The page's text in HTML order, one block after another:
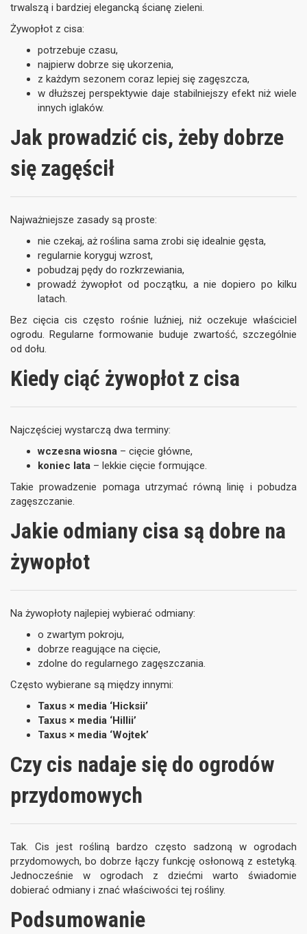
trwalszą i bardziej elegancką ścianę zieleni.
Żywopłot z cisa:
potrzebuje czasu,
najpierw dobrze się ukorzenia,
z każdym sezonem coraz lepiej się zagęszcza,
w dłuższej perspektywie daje stabilniejszy efekt niż wiele
innych iglaków.
Jak prowadzić cis, żeby dobrze
się zagęścił
Najważniejsze zasady są proste:
nie czekaj, aż roślina sama zrobi się idealnie gęsta,
regularnie koryguj wzrost,
pobudzaj pędy do rozkrzewiania,
prowadź żywopłot od początku, a nie dopiero po kilku
latach.
Bez cięcia cis często rośnie luźniej, niż oczekuje właściciel
ogrodu. Regularne formowanie buduje zwartość, szczególnie
od dołu.
Kiedy ciąć żywopłot z cisa
Najczęściej wystarczą dwa terminy:
wczesna wiosna – cięcie główne,
koniec lata – lekkie cięcie formujące.
Takie prowadzenie pomaga utrzymać równą linię i pobudza
zagęszczanie.
Jakie odmiany cisa są dobre na
żywopłot
Na żywopłoty najlepiej wybierać odmiany:
o zwartym pokroju,
dobrze reagujące na cięcie,
zdolne do regularnego zagęszczania.
Często wybierane są między innymi:
Taxus × media ‘Hicksii’
Taxus × media ‘Hillii’
Taxus × media ‘Wojtek’
Czy cis nadaje się do ogrodów
przydomowych
Tak. Cis jest rośliną bardzo często sadzoną w ogrodach
przydomowych, bo dobrze łączy funkcję osłonową z estetyką.
Jednocześnie w ogrodach z dziećmi warto świadomie
dobierać odmiany i znać właściwości tej rośliny.
Podsumowanie